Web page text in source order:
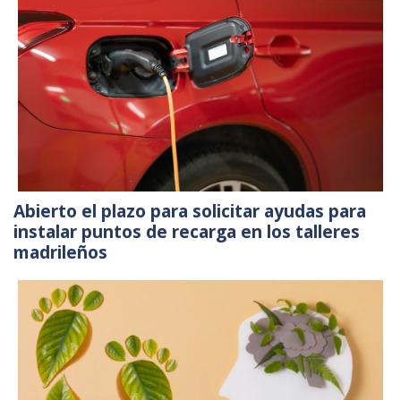
Abierto el plazo para solicitar ayudas para
instalar puntos de recarga en los talleres
madrileños